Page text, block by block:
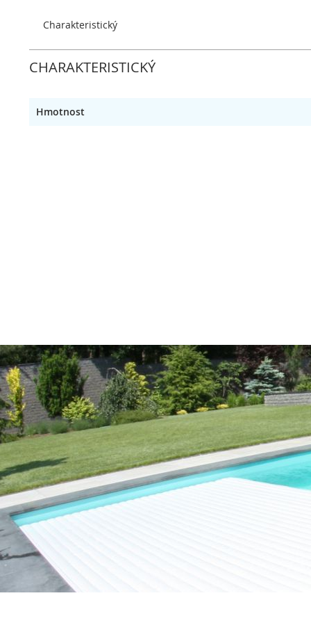
Charakteristický
CHARAKTERISTICKÝ
Hmotnost